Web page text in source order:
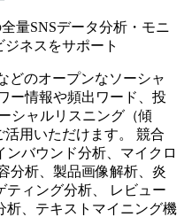
量SNSデータ分析・モニ
ネスをサポート
どのオープンなソーシャ
ー情報や頻出ワード、投
シャルリスニング（傾
用いただけます。 競合
ンバウンド分析、マイクロ
分析、製品画像解析、炎
ティング分析、 レビュー
析、テキストマイニング機